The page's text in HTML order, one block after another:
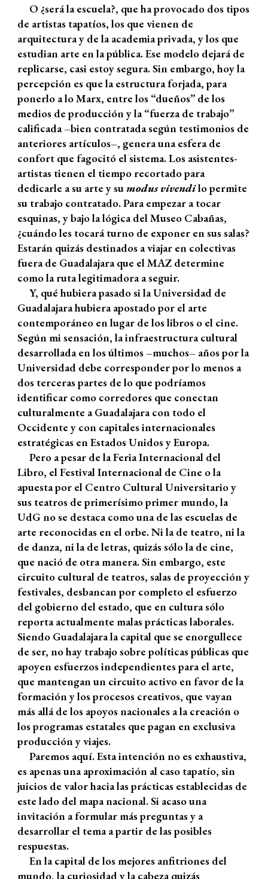
O ¿será la escuela?, que ha provocado dos tipos
de artistas tapatíos, los que vienen de
arquitectura y de la academia privada, y los que
estudian arte en la pública. Ese modelo dejará de
replicarse, casi estoy segura. Sin embargo, hoy la
percepción es que la estructura forjada, para
ponerlo a lo Marx, entre los “dueños” de los
medios de producción y la “fuerza de trabajo”
calificada –bien contratada según testimonios de
anteriores artículos–, genera una esfera de
confort que fagocitó el sistema. Los asistentes-
artistas tienen el tiempo recortado para
dedicarle a su arte y su modus vivendilo permite
su trabajo contratado. Para empezar a tocar
esquinas, y bajo la lógica del Museo Cabañas,
¿cuándo les tocará turno de exponer en sus salas?
Estarán quizás destinados a viajar en colectivas
fuera de Guadalajara que el MAZ determine
como la ruta legitimadora a seguir.
Y, qué hubiera pasado si la Universidad de
Guadalajara hubiera apostado por el arte
contemporáneo en lugar de los libros o el cine.
Según mi sensación, la infraestructura cultural
desarrollada en los últimos –muchos– años por la
Universidad debe corresponder por lo menos a
dos terceras partes de lo que podríamos
identificar como corredores que conectan
culturalmente a Guadalajara con todo el
Occidente y con capitales internacionales
estratégicas en Estados Unidos y Europa.
Pero a pesar de la Feria Internacional del
Libro, el Festival Internacional de Cine o la
apuesta por el Centro Cultural Universitario y
sus teatros de primerísimo primer mundo, la
UdG no se destaca como una de las escuelas de
arte reconocidas en el orbe. Ni la de teatro, ni la
de danza, ni la de letras, quizás sólo la de cine,
que nació de otra manera. Sin embargo, este
circuito cultural de teatros, salas de proyección y
festivales, desbancan por completo el esfuerzo
del gobierno del estado, que en cultura sólo
reporta actualmente malas prácticas laborales.
Siendo Guadalajara la capital que se enorgullece
de ser, no hay trabajo sobre políticas públicas que
apoyen esfuerzos independientes para el arte,
que mantengan un circuito activo en favor de la
formación y los procesos creativos, que vayan
más allá de los apoyos nacionales a la creación o
los programas estatales que pagan en exclusiva
producción y viajes.
Paremos aquí. Esta intención no es exhaustiva,
es apenas una aproximación al caso tapatío, sin
juicios de valor hacia las prácticas establecidas de
este lado del mapa nacional. Si acaso una
invitación a formular más preguntas y a
desarrollar el tema a partir de las posibles
respuestas.
En la capital de los mejores anfitriones del
mundo, la curiosidad y la cabeza quizás